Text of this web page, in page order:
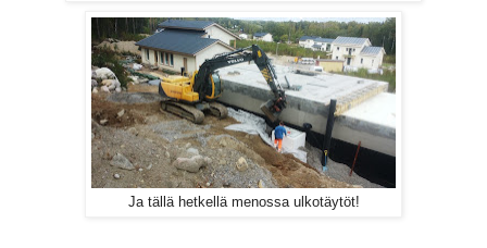
Ja tällä hetkellä menossa ulkotäytöt!